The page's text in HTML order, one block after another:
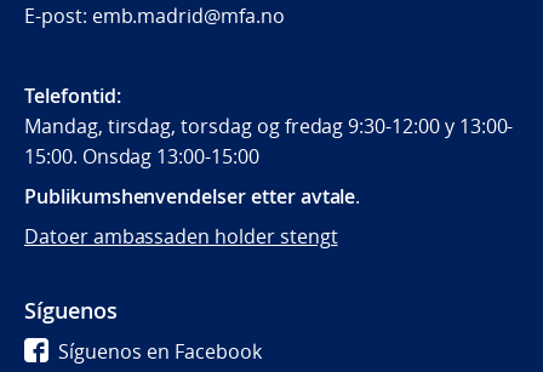
E-post: emb.madrid@mfa.no
Telefontid:
Mandag, tirsdag, torsdag og fredag 9:30-12:00 y 13:00-
15:00. Onsdag 13:00-15:00
Publikumshenvendelser etter avtale.
Datoer ambassaden holder stengt
Síguenos
Síguenos en Facebook